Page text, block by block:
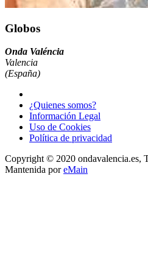
Globos
Onda Valéncia
Valencia
(España)
¿Quienes somos?
Información Legal
Uso de Cookies
Política de privacidad
Copyright © 2020 ondavalencia.es,
Mantenida poreMain